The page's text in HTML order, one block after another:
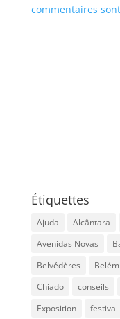
commentaires
Étiquettes
Ajuda Alcântara
Avenidas Novas
Belvédères
Belém
Chiado
conseils
Exposition
festival